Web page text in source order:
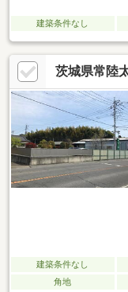
建築条件なし
茨城県常陸
建築条件なし
角地